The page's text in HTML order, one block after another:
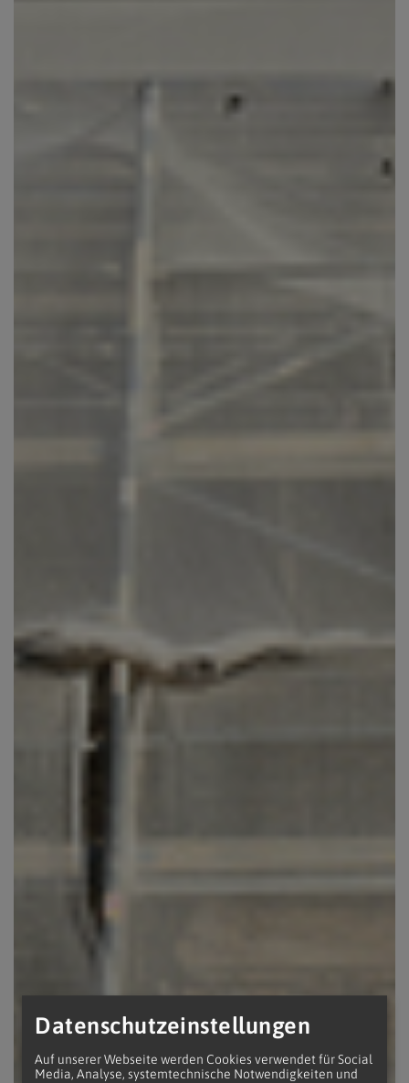
Datenschutzeinstellungen
Auf unserer Webseite werden Cookies verwendet für Social
Media, Analyse, systemtechnische Notwendigkeiten und